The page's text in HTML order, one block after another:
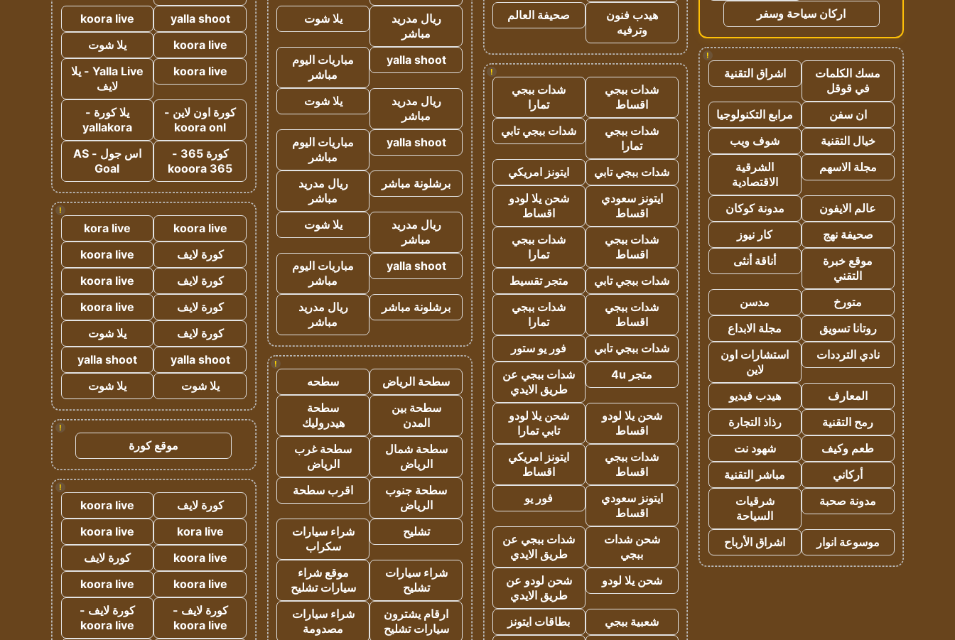
اركان سياحة وسفر
!
مسك الكلمات
في قوقل
اشراق التقنية
ان سفن
مرابع التكنولوجيا
خيال التقنية
شوف ويب
مجلة الاسهم
الشرقية
الاقتصادية
عالم الايفون
مدونة كوكان
صحيفة نهج
كار نيوز
موقع خبرة
التقني
أناقة أنثى
متورخ
مدسن
روتانا تسويق
مجلة الابداع
نادي الترددات
استشارات اون
لاين
المعارف
هيدب فيديو
رمح التقنية
رذاذ التجارة
طعم وكيف
شهود نت
أركاني
مباشر التقنية
مدونة صحبة
شرقيات
السياحة
موسوعة انوار
اشراق الأرباح
هيدب فنون
وترفيه
صحيفة العالم
!
شدات ببجي
اقساط
شدات ببجي
تمارا
شدات ببجي
تمارا
شدات ببجي تابي
شدات ببجي تابي
ايتونز امريكي
ايتونز سعودي
اقساط
شحن يلا لودو
اقساط
شدات ببجي
اقساط
شدات ببجي
تمارا
شدات ببجي تابي
متجر تقسيط
شدات ببجي
اقساط
شدات ببجي
تمارا
شدات ببجي تابي
فور يو ستور
متجر 4u
شدات ببجي عن
طريق الايدي
شحن يلا لودو
اقساط
شحن يلا لودو
تابي تمارا
شدات ببجي
اقساط
ايتونز امريكي
اقساط
ايتونز سعودي
اقساط
فور يو
شحن شدات
ببجي
شدات ببجي عن
طريق الايدي
شحن يلا لودو
شحن لودو عن
طريق الايدي
شعبية ببجي
بطاقات ايتونز
ريال مدريد
مباشر
يلا شوت
yalla shoot
مباريات اليوم
مباشر
ريال مدريد
مباشر
يلا شوت
yalla shoot
مباريات اليوم
مباشر
برشلونة مباشر
ريال مدريد
مباشر
ريال مدريد
مباشر
يلا شوت
yalla shoot
مباريات اليوم
مباشر
برشلونة مباشر
ريال مدريد
مباشر
!
سطحة الرياض
سطحه
سطحة بين
المدن
سطحة
هيدروليك
سطحة شمال
الرياض
سطحة غرب
الرياض
سطحة جنوب
الرياض
اقرب سطحة
تشليح
شراء سيارات
سكراب
شراء سيارات
تشليح
موقع شراء
سيارات تشليح
ارقام يشترون
سيارات تشليح
شراء سيارات
مصدومة
yalla shoot
koora live
koora live
يلا شوت
koora live
Yalla Live - يلا
لايف
كورة اون لاين -
koora onl
يلا كورة -
yallakora
كورة 365 -
kooora 365
اس جول - AS
Goal
!
koora live
kora live
كورة لايف
koora live
كورة لايف
koora live
كورة لايف
koora live
كورة لايف
يلا شوت
yalla shoot
yalla shoot
يلا شوت
يلا شوت
!
موقع كورة
!
كورة لايف
koora live
kora live
koora live
koora live
كورة لايف
koora live
koora live
كورة لايف -
koora live
كورة لايف -
koora live